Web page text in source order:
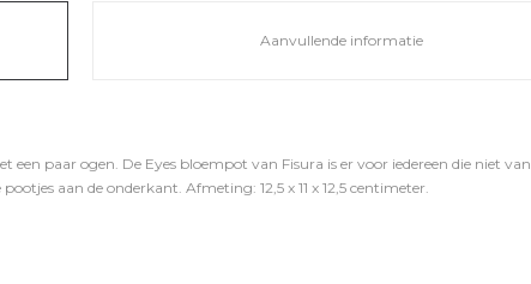
Aanvullende informatie
paar ogen. De Eyes bloempot van Fisura is er voor iedereen die niet van
aan de onderkant. Afmeting: 12,5 x 11 x 12,5 centimeter.